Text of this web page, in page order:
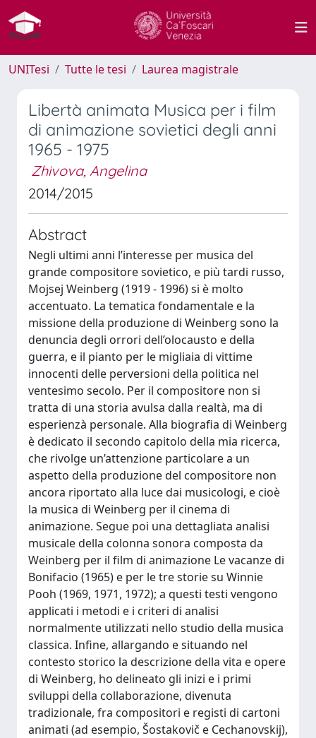
UNITesi Tutte le tesi Laurea magistrale
Libertà animata Musica per i film
di animazione sovietici degli anni
1965 - 1975
Zhivova, Angelina
2014/2015
Abstract
Negli ultimi anni l’interesse per musica del
grande compositore sovietico, e più tardi russo,
Mojsej Weinberg (1919 - 1996) si è molto
accentuato. La tematica fondamentale e la
missione della produzione di Weinberg sono la
denuncia degli orrori dell’olocausto e della
guerra, e il pianto per le migliaia di vittime
innocenti delle perversioni della politica nel
ventesimo secolo. Per il compositore non si
tratta di una storia avulsa dalla realtà, ma di
esperienzà personale. Alla biografia di Weinberg
è dedicato il secondo capitolo della mia ricerca,
che rivolge un’attenzione particolare a un
aspetto della produzione del compositore non
ancora riportato alla luce dai musicologi, e cioè
la musica di Weinberg per il cinema di
animazione. Segue poi una dettagliata analisi
musicale della colonna sonora composta da
Weinberg per il film di animazione Le vacanze di
Bonifacio (1965) e per le tre storie su Winnie
Pooh (1969, 1971, 1972); a questi testi vengono
applicati i metodi e i criteri di analisi
normalmente utilizzati nello studio della musica
classica. Infine, allargando e situando nel
contesto storico la descrizione della vita e opere
di Weinberg, ho delineato gli inizi e i primi
sviluppi della collaborazione, divenuta
tradizionale, fra compositori e registi di cartoni
animati (ad esempio, Šostakovič e Cechanovskij),